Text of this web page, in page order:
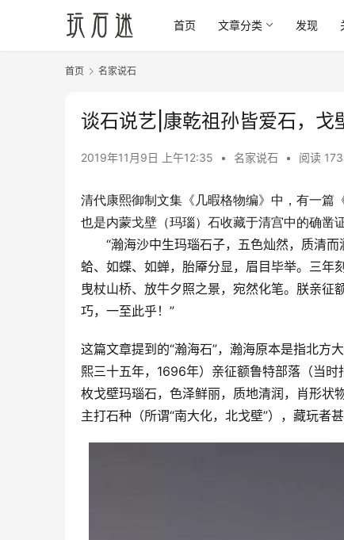
首页 文章分类 发现
首页 名家说石
谈石说艺|康乾祖孙皆爱石，戈
2019年11月9日 上午12:35 • 名家说石 • 阅读
清代康熙御制文集《几暇格物编》中，有一篇
也是内蒙戈壁（玛瑙）石收藏于清宫中的确凿
“瀚海沙中生玛瑙石子，五色灿然，质清而
蛤、如蝶、如蝉，胎厣分显，眉目毕举。三年
曳杖山桥、放牛夕照之景，宛然化笔。朕亲
巧，一至此乎！”
这篇文章提到的“瀚海石”，瀚海原本是指北方
熙三十五年，1696年）亲征额鲁特部落（当
枚戈壁玛瑙石，色泽鲜丽，质地清润，肖形状
主打石种（所谓“南大化，北戈壁”），藏玩者